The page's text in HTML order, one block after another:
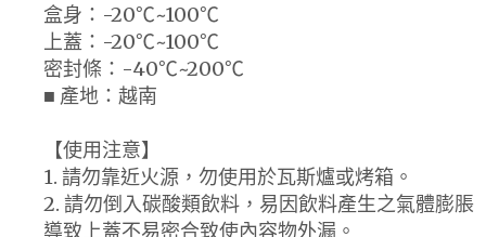
盒身：-20℃~100℃
上蓋：-20℃~100℃
密封條：-40℃~200℃
■ 產地：越南
【使用注意】
1. 請勿靠近火源，勿使用於瓦斯爐或烤箱。
2. 請勿倒入碳酸類飲料，易因飲料產生之氣體膨脹
導致上蓋不易密合致使內容物外漏。